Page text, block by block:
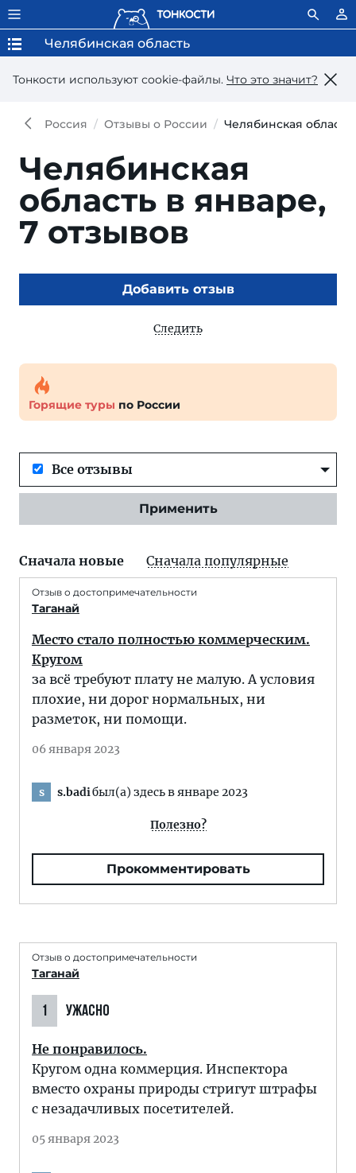
Тонкости используют сookie-файлы. Что это значит?
Челябинская область
Россия Отзывы о России Челябинская
Челябинская
область в январе,
7 отзывов
Добавить отзыв
Следить
Горящие туры по России
Все отзывы
Применить
Сначала новые Сначала популярные
Отзыв о достопримечательности
Таганай
Место стало полностью коммерческим.
Кругом
за всё требуют плату не малую. А условия
плохие, ни дорог нормальных, ни
разметок, ни помощи.
06 января 2023
s s.badiбыл(а) здесь в январе 2023
Полезно?
Прокомментировать
Отзыв о достопримечательности
Таганай
1 УЖАСНО
Не понравилось.
Кругом одна коммерция. Инспектора
вместо охраны природы стригут штрафы
с незадачливых посетителей.
05 января 2023